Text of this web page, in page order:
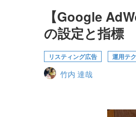
【Google
の設定と指標
リスティング広告 運用テ
竹内 達哉